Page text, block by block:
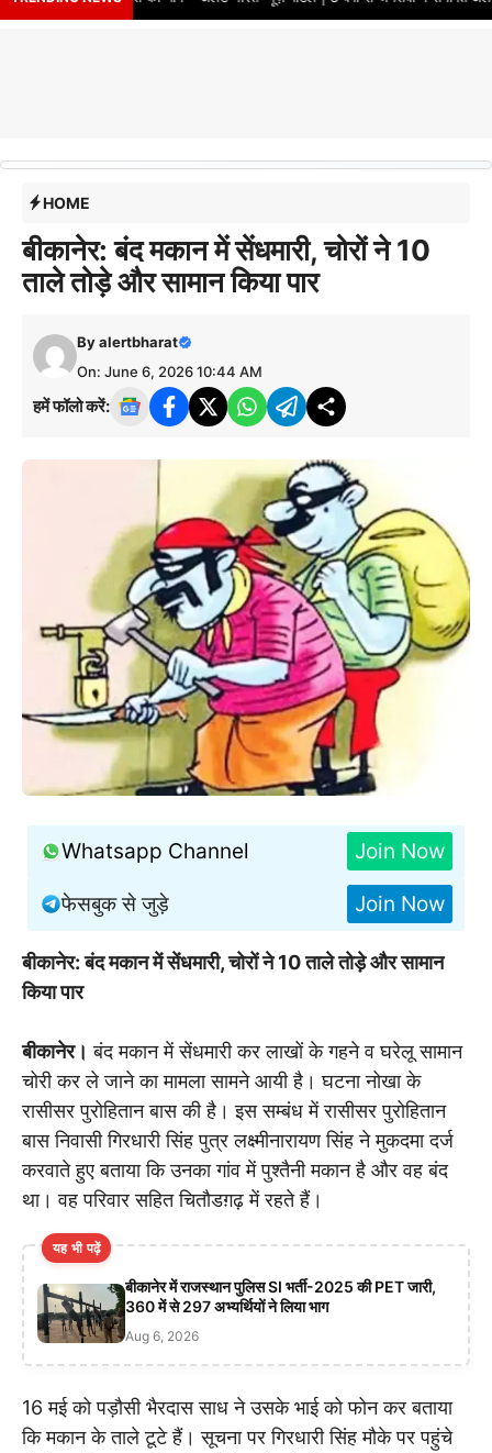
HOME
बीकानेर: बंद मकान में सेंधमारी, चोरों ने 10
ताले तोड़े और सामान किया पार
Byalertbharat
On: June 6, 2026 10:44 AM
हमें फॉलो करें:
Whatsapp Channel Join Now
फेसबुक से जुड़े Join Now
बीकानेर: बंद मकान में सेंधमारी, चोरों ने 10 ताले तोड़े और सामान
किया पार
बीकानेर। बंद मकान में सेंधमारी कर लाखों के गहने व घरेलू सामान
चोरी कर ले जाने का मामला सामने आयी है। घटना नोखा के
रासीसर पुरोहितान बास की है। इस सम्बंध में रासीसर पुरोहितान
बास निवासी गिरधारी सिंह पुत्र लक्ष्मीनारायण सिंह ने मुकदमा दर्ज
करवाते हुए बताया कि उनका गांव में पुश्तैनी मकान है और वह बंद
था। वह परिवार सहित चितौडग़ढ़ में रहते हैं।
यह भी पढ़ें
बीकानेर में राजस्थान पुलिस SI भर्ती-2025 की PET जारी,
360 में से 297 अभ्यर्थियों ने लिया भाग
Aug 6, 2026
16 मई को पड़ौसी भैरदास साध ने उसके भाई को फोन कर बताया
कि मकान के ताले टूटे हैं। सूचना पर गिरधारी सिंह मौके पर पहुंचे